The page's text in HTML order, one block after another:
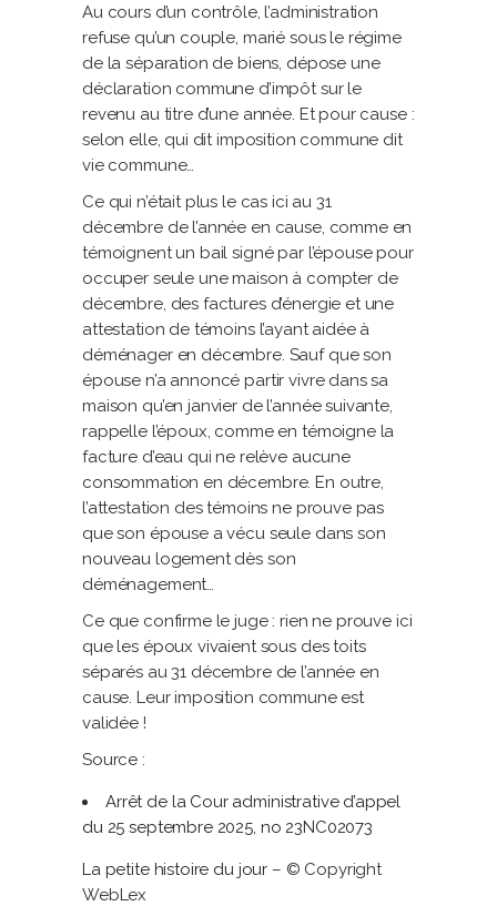
Au cours d’un contrôle, l’administration
refuse qu’un couple, marié sous le régime
de la séparation de biens, dépose une
déclaration commune d’impôt sur le
revenu au titre d’une année. Et pour cause :
selon elle, qui dit imposition commune dit
vie commune…
Ce qui n’était plus le cas ici au 31
décembre de l’année en cause, comme en
témoignent un bail signé par l’épouse pour
occuper seule une maison à compter de
décembre, des factures d’énergie et une
attestation de témoins l’ayant aidée à
déménager en décembre. Sauf que son
épouse n’a annoncé partir vivre dans sa
maison qu’en janvier de l’année suivante,
rappelle l’époux, comme en témoigne la
facture d’eau qui ne relève aucune
consommation en décembre. En outre,
l’attestation des témoins ne prouve pas
que son épouse a vécu seule dans son
nouveau logement dès son
déménagement…
Ce que confirme le juge : rien ne prouve ici
que les époux vivaient sous des toits
séparés au 31 décembre de l’année en
cause. Leur imposition commune est
validée !
Source :
Arrêt de la Cour administrative d’appel
du 25 septembre 2025, no 23NC02073
La petite histoire du jour – © Copyright
WebLex